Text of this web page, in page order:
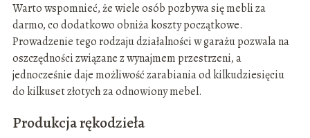
Warto wspomnieć, że wiele osób pozbywa się mebli za
darmo, co dodatkowo obniża koszty początkowe.
Prowadzenie tego rodzaju działalności w garażu pozwala na
oszczędności związane z wynajmem przestrzeni, a
jednocześnie daje możliwość zarabiania od kilkudziesięciu
do kilkuset złotych za odnowiony mebel.
Produkcja rękodzieła